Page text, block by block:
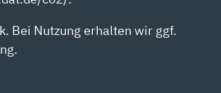
Bei Nutzung erhalten wir ggf.